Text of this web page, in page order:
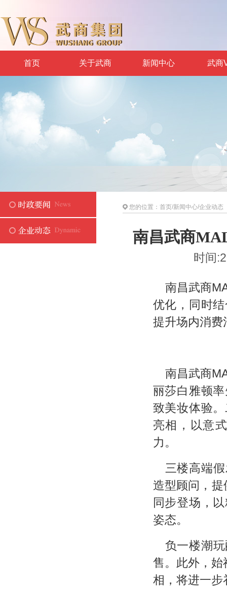
首页 关于武商 新闻中心 武商
您的位置： 首页/新闻中心/企业动态
南昌武商
时间
南昌武商
优化，同时
提升场内消费
南昌武商
丽莎白雅顿
致美妆体验
亮相，以意
力。
三楼高端
造型顾问，
同步登场，
姿态。
负一楼潮
售。此外，始
相，将进一步